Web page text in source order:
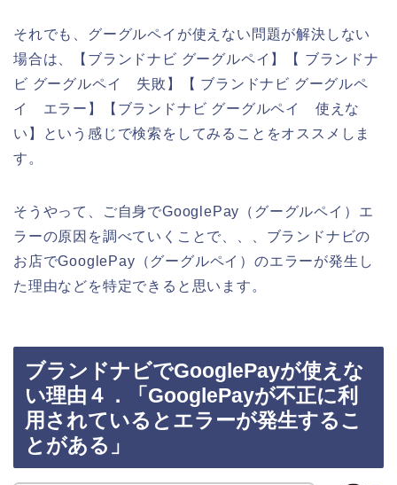
それでも、グーグルペイが使えない問題が解決しない
場合は、【ブランドナビ グーグルペイ】【 ブランドナ
ビ グーグルペイ 失敗】【 ブランドナビ グーグルペ
イ エラー】【ブランドナビ グーグルペイ 使えな
い】という感じで検索をしてみることをオススメしま
す。
そうやって、ご自身でGooglePay（グーグルペイ）エ
ラーの原因を調べていくことで、、、ブランドナビの
お店でGooglePay（グーグルペイ）のエラーが発生し
た理由などを特定できると思います。
ブランドナビでGooglePayが使えな
い理由４．「GooglePayが不正に利
用されているとエラーが発生するこ
とがある」